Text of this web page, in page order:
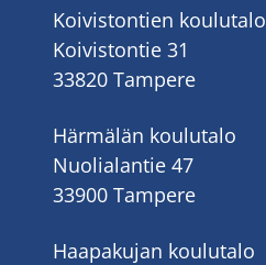
Koivistontien koulutalo
Koivistontie 31
33820 Tampere
Härmälän koulutalo
Nuolialantie 47
33900 Tampere
Haapakujan koulutalo